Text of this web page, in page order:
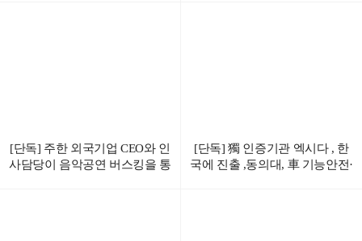
[단독] 주한 외국기업 CEO와 인
사담당이 음악공연 버스킹을 통
[단독] 獨 인증기관 엑시다 , 한
국에 진출 ,동의대, 車 기능안전·